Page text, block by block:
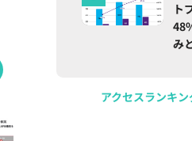
ト
み
アクセスランキ